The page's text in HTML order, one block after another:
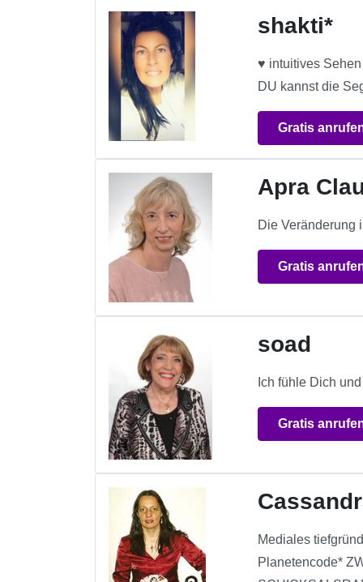
shakti*
♥ intuitives
DU kannst die
Gratis
Apra
Die Veränderung
Gratis
soad
Ich fühle Dich
Gratis
Mediales
Planetencode*